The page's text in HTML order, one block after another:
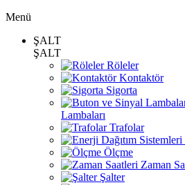
Menü
ŞALT
ŞALT
Röleler
Kontaktör
Sigorta
Lambaları
Trafolar
Ölçme
Zaman
Şalter